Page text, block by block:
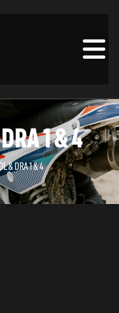
1 & 4
& DRA 1 & 4